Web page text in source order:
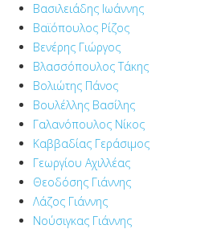
Βασιλειάδης Ιωάννης
Βαϊόπουλος Ρίζος
Βενέρης Γιώργος
Βλασσόπουλος Τάκης
Βολιώτης Πάνος
Βουλέλλης Βασίλης
Γαλανόπουλος Νίκος
Καββαδίας Γεράσιμος
Γεωργίου Αχιλλέας
Θεοδόσης Γιάννης
Λάζος Γιάννης
Νούσιγκας Γιάννης